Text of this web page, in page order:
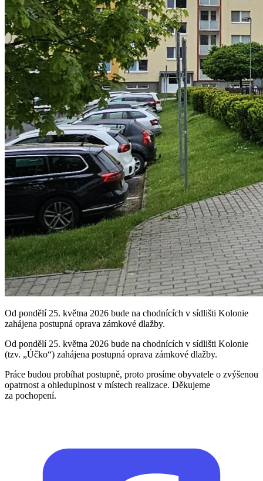
Od pondělí 25. května 2026 bude na chodnících v sídlišti Kolonie
zahájena postupná oprava zámkové dlažby.
Od pondělí 25. května 2026 bude na chodnících v sídlišti Kolonie
(tzv. „Účko“) zahájena postupná oprava zámkové dlažby.
Práce budou probíhat postupně, proto prosíme obyvatele o zvýšenou
opatrnost a ohleduplnost v místech realizace. Děkujeme
za pochopení.